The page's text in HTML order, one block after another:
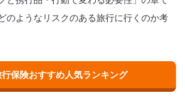
のようなリスクのある旅行に行くのか考
保険おすすめ人気ランキング